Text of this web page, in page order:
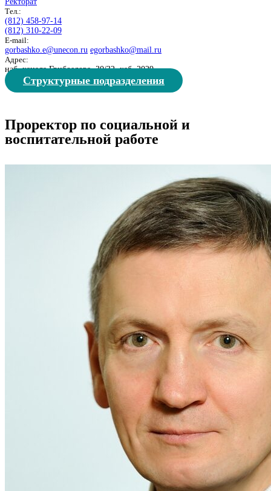
Тел.:
(812) 458-97-14
(812) 310-22-09
E-mail:
gorbashko.e@unecon.ru egorbashko@mail.ru
Адрес:
наб. канала Грибоедова, 30/32, каб. 2029
Структурные подразделения
Проректор по социальной и
воспитательной работе